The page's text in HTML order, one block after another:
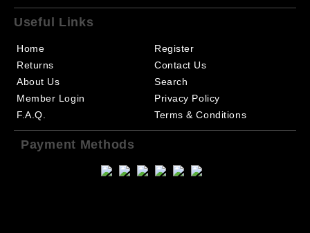
Useful Links
Home
Returns
About Us
Member Login
F.A.Q.
Register
Contact Us
Search
Privacy Policy
Terms & Conditions
Payment Methods